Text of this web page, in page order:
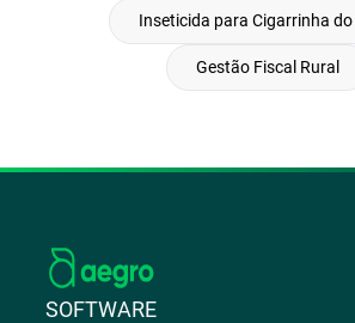
Inseticida para Cigarrinha
Gestão Fiscal Rural
SOFTWARE